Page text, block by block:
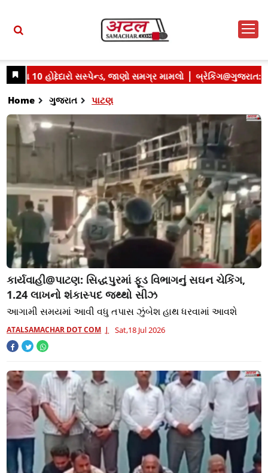
Home ગુજરાત પાટણ
કાર્યવાહી@પાટણ: સિદ્ધપુરમાં ફૂડ વિભાગનું સઘન ચેકિંગ,
1.24 લાખનો શંકાસ્પદ જથ્થો સીઝ
આગામી સમયમાં આવી વધુ તપાસ ઝુંબેશ હાથ ધરવામાં આવશે
ATALSAMACHAR DOT COM Sat,18 Jul 2026